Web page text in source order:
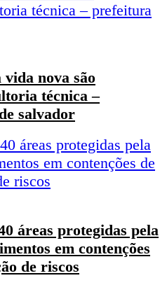
nova são
técnica –
salvador
áreas protegidas pela
em contenções
de riscos